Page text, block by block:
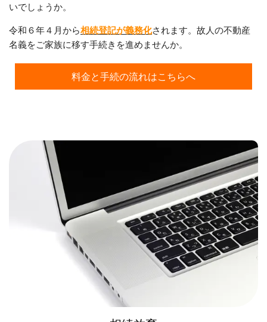
いでしょうか。
令和６年４月から相続登記が義務化されます。 故人の不動産
名義をご家族に移す手続きを進めませんか。
料金と手続の流れはこちらへ